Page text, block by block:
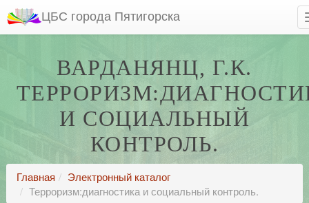
ЦБС города Пятигорска
ВАРДАНЯНЦ, Г.К.
И СОЦИАЛЬНЫЙ
КОНТРОЛЬ.
Главная
Электронный каталог
Терроризм:диагностика и социальный контроль.